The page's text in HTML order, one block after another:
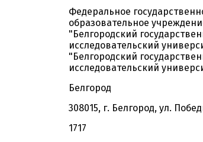
Федеральное
образовательное
"Белгородский
исследовательский
"Белгородский
исследовательский
Белгород
308015, г. Белгород, ул.
1717